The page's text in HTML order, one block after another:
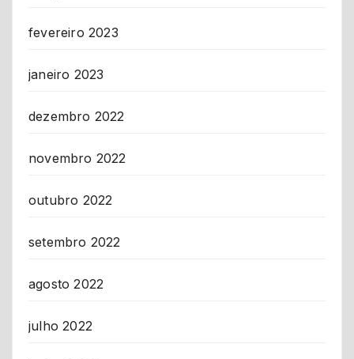
fevereiro 2023
janeiro 2023
dezembro 2022
novembro 2022
outubro 2022
setembro 2022
agosto 2022
julho 2022